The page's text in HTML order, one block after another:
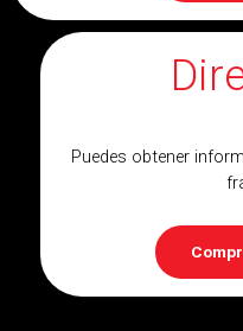
Puedes obtener